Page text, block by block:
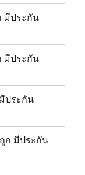
มีประกัน
มีประกัน
ประกัน
ก มีประกัน